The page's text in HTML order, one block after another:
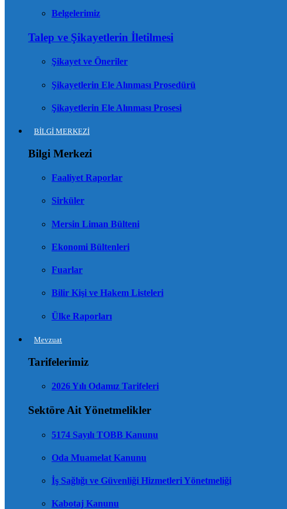
Belgelerimiz
Talep ve Şikayetlerin İletilmesi
Şikayet ve Öneriler
Şikayetlerin Ele Alınması Prosedürü
Şikayetlerin Ele Alınması Prosesi
BİLGİ MERKEZİ
Bilgi Merkezi
Faaliyet Raporlar
Sirküler
Mersin Liman Bülteni
Ekonomi Bültenleri
Fuarlar
Bilir Kişi ve Hakem Listeleri
Ülke Raporları
Mevzuat
Tarifelerimiz
2026 Yılı Odamız Tarifeleri
Sektöre Ait Yönetmelikler
5174 Sayılı TOBB Kanunu
Oda Muamelat Kanunu
İş Sağlığı ve Güvenliği Hizmetleri Yönetmeliği
Kabotaj Kanunu